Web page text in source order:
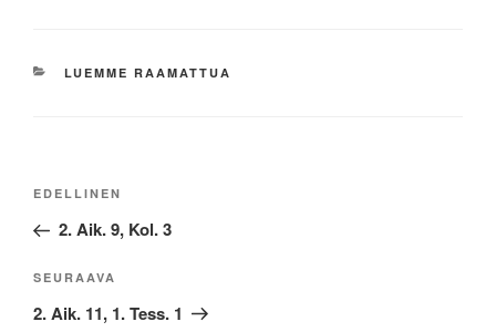
KATEGORIAT
LUEMME RAAMATTUA
Artikkelien
Edellinen
artikkeli
EDELLINEN
2. Aik. 9, Kol. 3
Seuraava
artikkeli
SEURAAVA
2. Aik. 11, 1. Tess. 1